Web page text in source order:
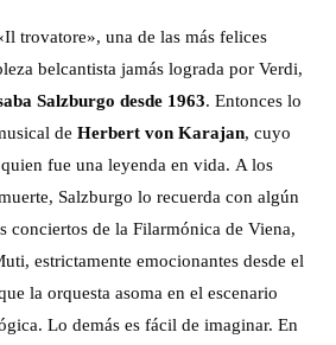
trovatore», una de las más felices
belcantista jamás lograda por Verdi,
Salzburgo desde 1963. Entonces lo
de Herbert von Karajan, cuyo
fue una leyenda en vida. A los
Salzburgo lo recuerda con algún
conciertos de la Filarmónica de Viena,
estrictamente emocionantes desde el
la orquesta asoma en el escenario
Lo demás es fácil de imaginar. En